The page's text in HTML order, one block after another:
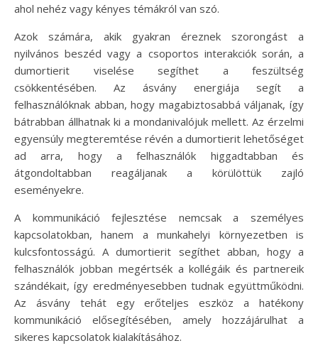
ahol nehéz vagy kényes témákról van szó.
Azok számára, akik gyakran éreznek szorongást a
nyilvános beszéd vagy a csoportos interakciók során, a
dumortierit viselése segíthet a feszültség
csökkentésében. Az ásvány energiája segít a
felhasználóknak abban, hogy magabiztosabbá váljanak, így
bátrabban állhatnak ki a mondanivalójuk mellett. Az érzelmi
egyensúly megteremtése révén a dumortierit lehetőséget
ad arra, hogy a felhasználók higgadtabban és
átgondoltabban reagáljanak a körülöttük zajló
eseményekre.
A kommunikáció fejlesztése nemcsak a személyes
kapcsolatokban, hanem a munkahelyi környezetben is
kulcsfontosságú. A dumortierit segíthet abban, hogy a
felhasználók jobban megértsék a kollégáik és partnereik
szándékait, így eredményesebben tudnak együttműködni.
Az ásvány tehát egy erőteljes eszköz a hatékony
kommunikáció elősegítésében, amely hozzájárulhat a
sikeres kapcsolatok kialakításához.